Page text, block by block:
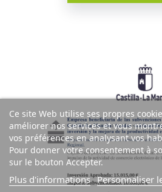
Ce site Web utilise ses propres
améliorer nos services et vous
vos préférences en analysant vos
Pour donner votre consentement à
sur le bouton Accepter.
Plus d'informations Personnaliser